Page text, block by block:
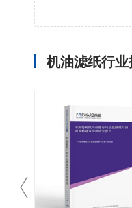
机油滤纸行